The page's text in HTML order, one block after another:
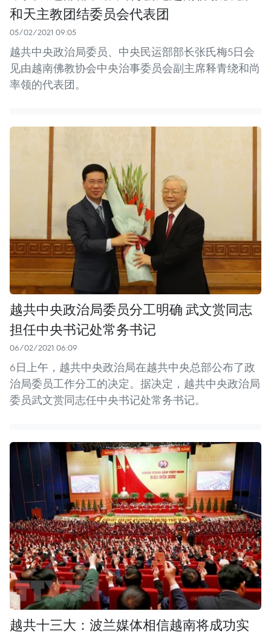
和天主教团结委员会代表团
05/02/2021 09:05
越共中央政治局委员、中央民运部部长张氏梅5日会
见由越南佛教协会中央治事委员会副主席释青绕和尚
率领的代表团。
越共中央政治局委员分工明确 武文赏同志
担任中央书记处常务书记
06/02/2021 06:09
6日上午，越共中央政治局在越共中央总部公布了政
治局委员工作分工的决定。据决定，越共中央政治局
委员武文赏同志任中央书记处常务书记。
越共十三大：波兰媒体相信越南将成功实